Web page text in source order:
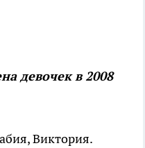
девочек в 2008
Виктория.